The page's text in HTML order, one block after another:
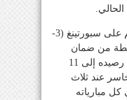
وفي ثلاثية البقاء فاز الإرشاد شحيم على سبورتينغ (3-
من ضمان
بقائه في الدرجة الثانية، بعدما رفع رصيده إلى 11
عند ثلاث
مبارياته